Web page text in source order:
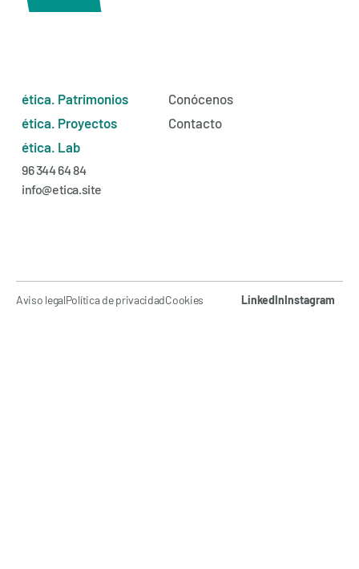
ética. Patrimonios
ética. Proyectos
ética. Lab
Conócenos
Contacto
96 344 64 84
info@etica.site
Aviso legalPolítica de privacidadCookies LinkedInInstagram